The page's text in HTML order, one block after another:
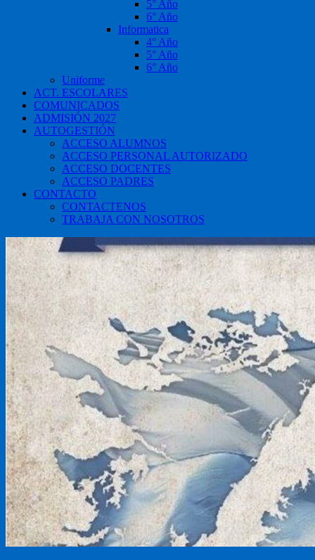
5° Año
6° Año
Informatica
4° Año
5° Año
6° Año
Uniforme
ACT. ESCOLARES
COMUNICADOS
ADMISIÓN 2027
AUTOGESTIÓN
ACCESO ALUMNOS
ACCESO PERSONAL AUTORIZADO
ACCESO DOCENTES
ACCESO PADRES
CONTACTO
CONTACTENOS
TRABAJA CON NOSOTROS